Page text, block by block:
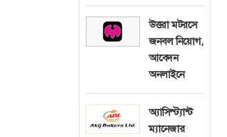
উত্তরা মটরসে
জনবল নিয়োগ,
আবেদন
অনলাইনে
অ্যাসিস্ট্যান্ট
ম্যানেজার